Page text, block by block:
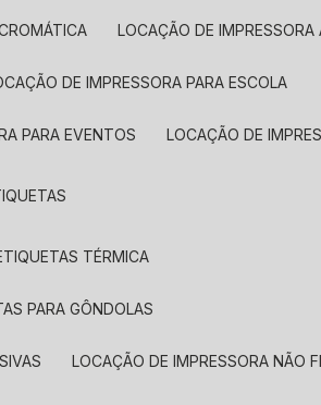
LOCAÇÃO DE
DE IMPRESSORA PARA ESCOLA
PARA EVENTOS LOCAÇÃO DE
TÉRMICA
PARA GÔNDOLAS
LOCAÇÃO DE IMPRESSORA NÃO